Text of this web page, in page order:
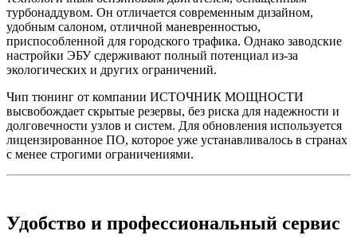
турбонаддувом. Он отличается современным дизайном,
удобным салоном, отличной маневренностью,
приспособленной для городского трафика. Однако заводские
настройки ЭБУ сдерживают полный потенциал из-за
экологических и других ограничений.
Чип тюнинг от компании ИСТОЧНИК МОЩНОСТИ
высвобождает скрытые резервы, без риска для надежности и
долговечности узлов и систем. Для обновления используется
лицензированное ПО, которое уже устанавливалось в странах
с менее строгими ограничениями.
Удобство и профессиональный сервис